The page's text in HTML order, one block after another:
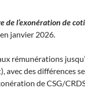
de l’exonération de
janvier 2026.
rémunérations
avec des différences
de CSG/